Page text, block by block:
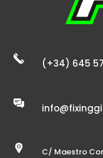
(+34) 645 57
C/ Maestro